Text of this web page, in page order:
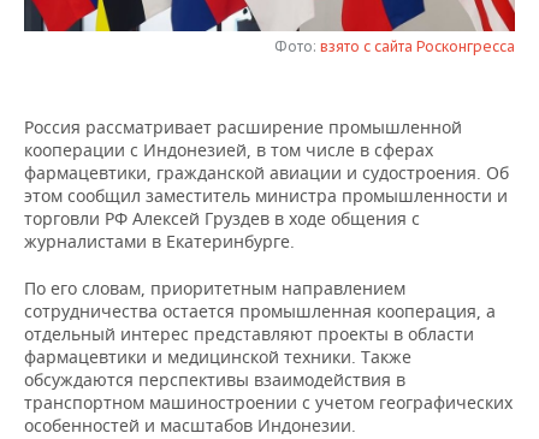
ТЕЛЕКОММУНИКАЦИИ
БИЗНЕС-БРАНЧИ
ОТКРЫТАЯ ЛЕКЦИЯ
ФУТБОЛ
БАСКЕТБОЛ
ВОЛЕЙБОЛ
КИБЕРСПОРТ
ФИГУРНОЕ КАТАНИЕ
ВОДНЫЕ ВИДЫ СПОРТА
ХОККЕЙ С МЯЧОМ
НОВОСТИ ОБЩЕСТВА
ИНФРАСТРУКТУРА
ИСТОРИЯ
КУЛЬТУРА
МЕДИЦИНА
ОБРАЗОВАНИЕ
ПРОИСШЕСТВИЯ
ФОТОГАЛЕРЕЯ
СПРАВОЧНИК
СПИСОК ПЕРСОН
СПИСОК КОМПАНИЙ
ПОЛНАЯ ВЕРСИЯ
Фото: взято с сайта Росконгресса
Россия рассматривает расширение промышленной
кооперации с Индонезией, в том числе в сферах
фармацевтики, гражданской авиации и судостроения. Об
этом сообщил заместитель министра промышленности и
торговли РФ Алексей Груздев в ходе общения с
журналистами в Екатеринбурге.
По его словам, приоритетным направлением
сотрудничества остается промышленная кооперация, а
отдельный интерес представляют проекты в области
фармацевтики и медицинской техники. Также
обсуждаются перспективы взаимодействия в
транспортном машиностроении с учетом географических
особенностей и масштабов Индонезии.